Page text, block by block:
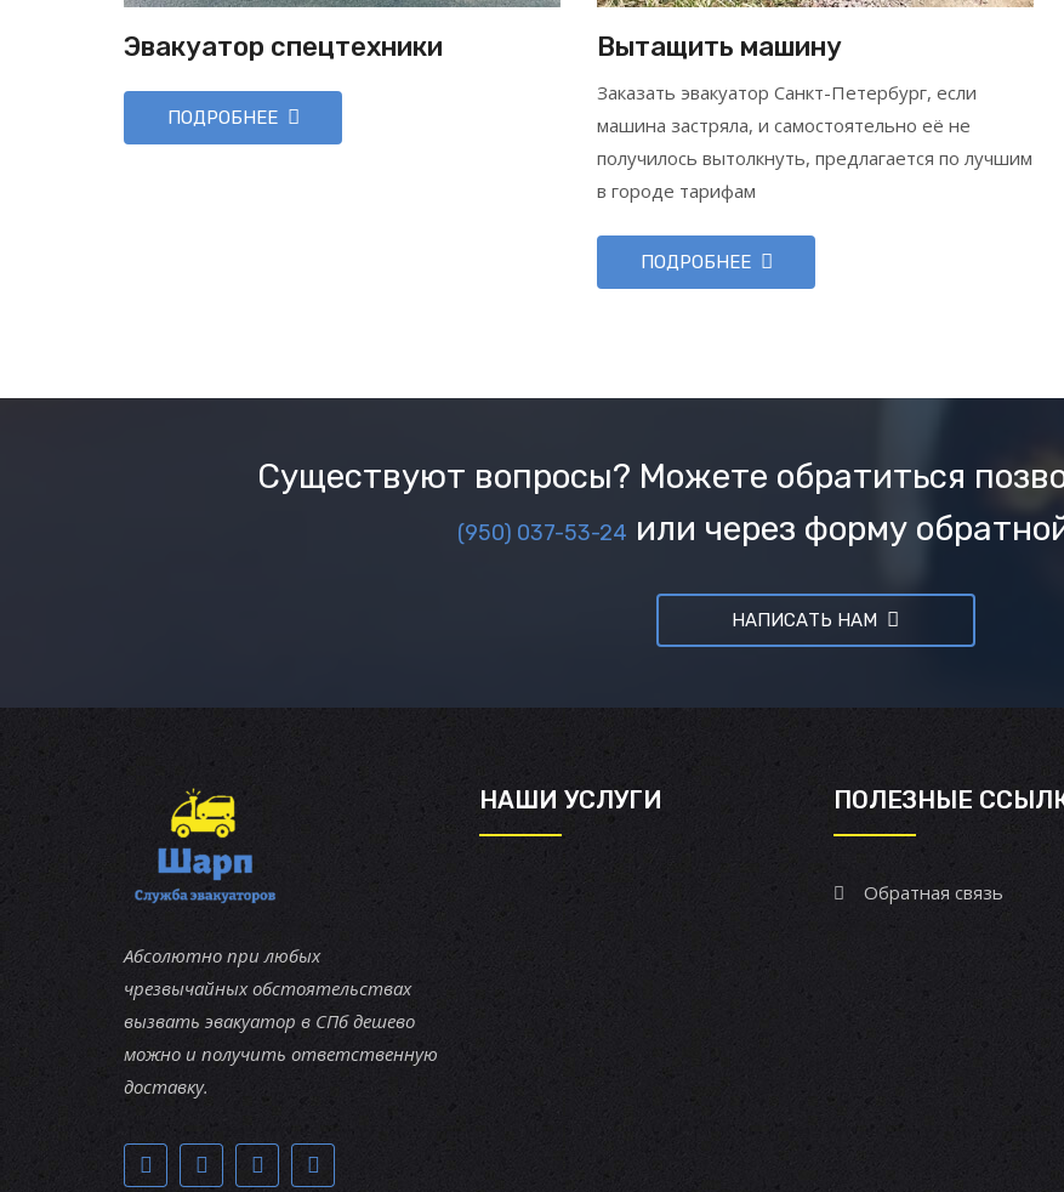
Эвакуатор спецтехники
ПОДРОБНЕЕ
Вытащить машину
Заказать эвакуатор Санкт-Петербург, если
машина застряла, и самостоятельно её не
получилось вытолкнуть, предлагается по лучшим
в городе тарифам
ПОДРОБНЕЕ
Существуют вопросы? Можете обратиться
(950) 037-53-24 или через форму
НАПИСАТЬ НАМ
Абсолютно при любых
чрезвычайных обстоятельствах
вызвать эвакуатор в СПб дешево
можно и получить ответственную
доставку.
НАШИ УСЛУГИ ПОЛЕЗНЫЕ
Обратная связь